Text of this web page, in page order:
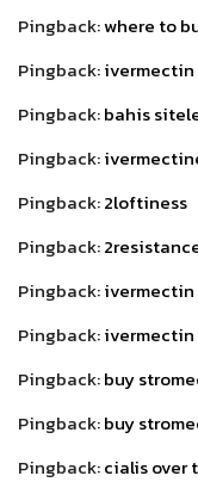
Pingback:where to
Pingback:
Pingback:bahis
Pingback:
Pingback:2loftiness
Pingback:
Pingback:ivermectin
Pingback:ivermectin
Pingback:buy
Pingback:buy
Pingback:cialis over